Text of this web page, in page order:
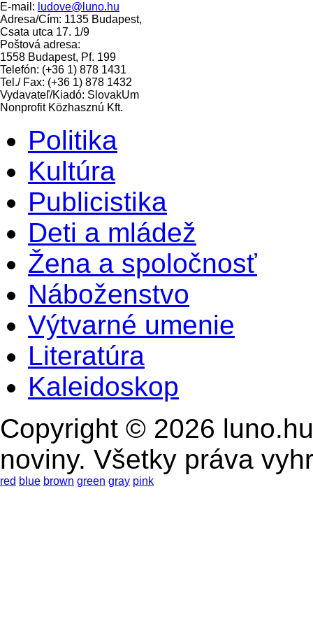
E-mail: ludove@luno.hu
Adresa/Cím: 1135 Budapest,
Csata utca 17. 1/9
Poštová adresa:
1558 Budapest, Pf. 199
Telefón: (+36 1) 878 1431
Tel./ Fax: (+36 1) 878 1432
Vydavateľ/Kiadó: SlovakUm
Nonprofit Közhasznú Kft.
Politika
Kultúra
Publicistika
Deti a mládež
Žena a spoločnosť
Náboženstvo
Výtvarné umenie
Literatúra
Kaleidoskop
Copyright © 2026
noviny. Všetky práva
red blue brown green gray pink